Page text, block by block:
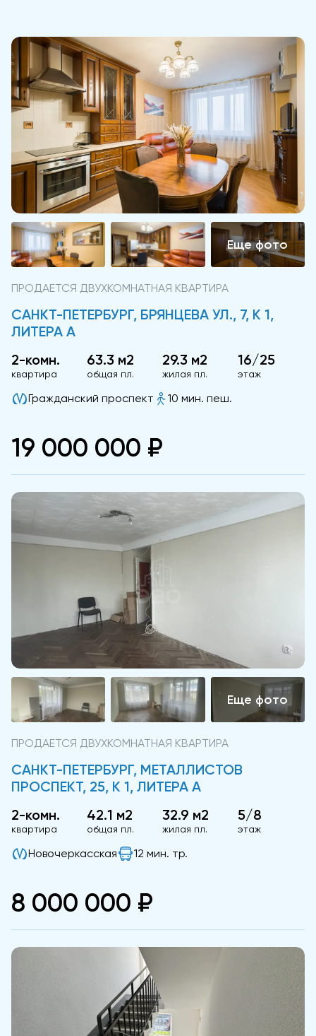
ПРОДАЕТСЯ ДВУХКОМНАТНАЯ КВАРТИРА
САНКТ-ПЕТЕРБУРГ, БРЯНЦЕВА УЛ., 7, К 1,
ЛИТЕРА А
2-комн.
квартира
63.3 м2
общая пл.
29.3 м2
жилая пл.
16/25
этаж
Гражданский проспект 10 мин. пеш.
19 000 000 ₽
ПРОДАЕТСЯ ДВУХКОМНАТНАЯ КВАРТИРА
САНКТ-ПЕТЕРБУРГ, МЕТАЛЛИСТОВ
ПРОСПЕКТ, 25, К 1, ЛИТЕРА А
2-комн.
квартира
42.1 м2
общая пл.
32.9 м2
жилая пл.
5/8
этаж
Новочеркасская 12 мин. тр.
8 000 000 ₽